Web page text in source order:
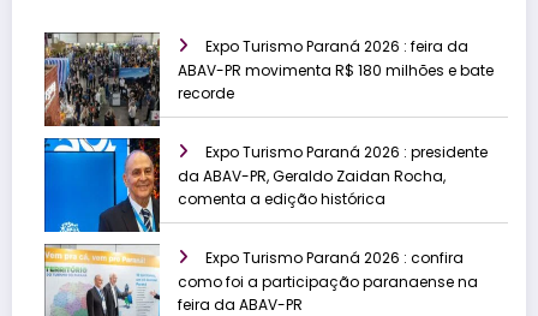
Expo Turismo Paraná 2026 : feira da
ABAV-PR movimenta R$ 180 milhões e bate
recorde
Expo Turismo Paraná 2026 : presidente
da ABAV-PR, Geraldo Zaidan Rocha,
comenta a edição histórica
Expo Turismo Paraná 2026 : confira
como foi a participação paranaense na
feira da ABAV-PR